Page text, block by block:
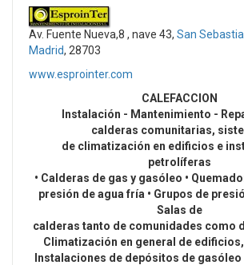
Av. Fuente Nueva,8 , nave 43, San
Madrid, 28703
www.esprointer.com
CALEFACCION
Instalación - Mantenimiento -
calderas comunitarias,
de climatización en edificios e
petrolíferas
• Calderas de gas y gasóleo •
presión de agua fría • Grupos de
Salas de
calderas tanto de comunidades como
Climatización en general de edificios,
Instalaciones de depósitos de gasóleo